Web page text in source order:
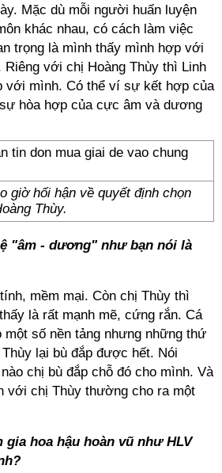
Mặc dù mỗi người huấn luyện
khác nhau, có cách làm việc
trọng là mình thấy mình hợp với
với chị Hoàng Thùy thì Linh
với mình. Có thể ví sự kết hợp của
hòa hợp của cực âm và dương
giờ hối hận về quyết định chọn
Thùy.
"âm - dương" như bạn nói là
mềm mại. Còn chị Thùy thì
là rất mạnh mẽ, cứng rắn. Cá
một số nền tảng nhưng những thứ
lại bù đắp được hết. Nói
chị bù đắp chỗ đó cho mình. Và
với chị Thùy thường cho ra một
gia hoa hậu hoàn vũ như HLV